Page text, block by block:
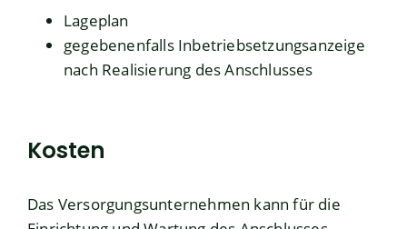
Lageplan
gegebenenfalls Inbetriebsetzungsanzeige
nach Realisierung des Anschlusses
Kosten
Das Versorgungsunternehmen kann für die